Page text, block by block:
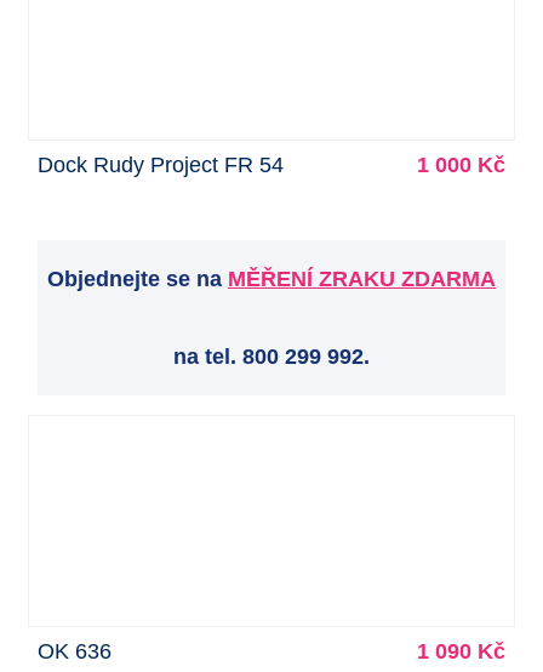
Dock Rudy Project FR 54 1 000 Kč
Objednejte se na MĚŘENÍ ZRAKU ZDARMA
na tel. 800 299 992.
OK 636 1 090 Kč